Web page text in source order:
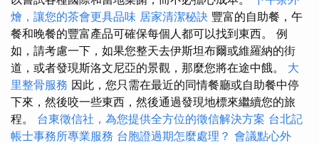
燴，讓您的茶會更具品味 居家清潔秘訣 豐富的自助餐，午
餐和晚餐的豐富產品可確保每個人都可以找到東西。 例
如，請考慮一下，如果您整天去伊斯坦布爾或維羅納的街
道，或者發現斯洛文尼亞的景觀，那麼您將在途中餓。 大
里整骨服務 因此，您只需在最近的同情餐廳或自助餐中停
下來，然後咬一些東西，然後通過發現地標來繼續您的旅
程。 台東徵信社，為您提供全方位的徵信解決方案 台北記
帳士事務所專業服務 台胞證過期怎麼處理？ 會議點心外